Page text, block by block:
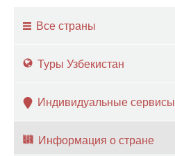
Все страны
Туры Узбекистан
Индивидуальные сервисы
Информация о стране